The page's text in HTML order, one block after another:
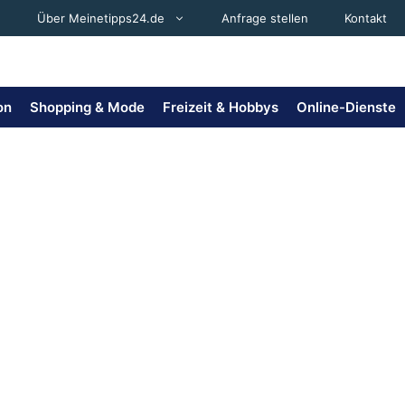
Über Meinetipps24.de Anfrage stellen Kontakt
Shopping & Mode Freizeit & Hobbys Online-Dienste